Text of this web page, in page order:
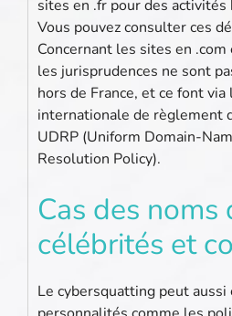
sites en .fr pour des activités
Vous pouvez consulter ces
Concernant les sites en
les jurisprudences ne sont
hors de France, et ce font via
internationale de règlement
UDRP (Uniform Domain-
Resolution Policy).
Cas des noms
célébrités et
Le cybersquatting peut aussi